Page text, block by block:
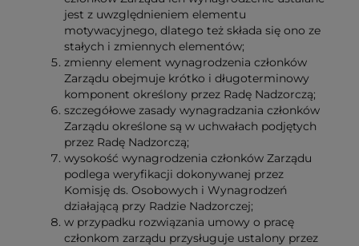
jest z uwzględnieniem elementu
motywacyjnego, dlatego też składa się ono ze
stałych i zmiennych elementów;
zmienny element wynagrodzenia członków
Zarządu obejmuje krótko i długoterminowy
komponent określony przez Radę Nadzorczą;
szczegółowe zasady wynagradzania członków
Zarządu określone są w uchwałach podjętych
przez Radę Nadzorczą;
wysokość wynagrodzenia członków Zarządu
podlega weryfikacji dokonywanej przez
Komisję ds. Osobowych i Wynagrodzeń
działającą przy Radzie Nadzorczej;
w przypadku rozwiązania umowy o pracę
członkom zarządu przysługuje ustalony przez